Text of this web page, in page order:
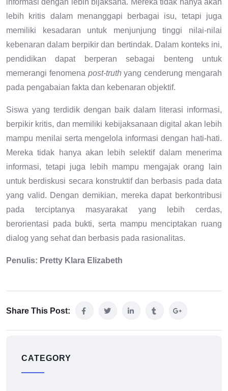
informasi dengan lebih bijaksana. Mereka tidak hanya akan
lebih kritis dalam menanggapi berbagai isu, tetapi juga
memiliki kesadaran untuk menjunjung tinggi nilai-nilai
kebenaran dalam berpikir dan bertindak. Dalam konteks ini,
pendidikan dapat berperan sebagai benteng untuk
memerangi fenomena post-truth yang cenderung mengarah
pada pengabaian fakta dan kebenaran objektif.
Siswa yang terdidik dengan baik dalam literasi informasi,
berpikir kritis, dan memiliki kebijaksanaan digital akan lebih
mampu menilai serta mengelola informasi dengan hati-hati.
Mereka tidak hanya akan lebih selektif dalam menerima
informasi, tetapi juga lebih mampu mengajak orang lain
untuk berdiskusi secara konstruktif dan berbasis pada data
yang valid. Dengan demikian, mereka dapat berkontribusi
pada terciptanya masyarakat yang lebih cerdas,
berorientasi pada bukti, serta mampu menciptakan ruang
dialog yang sehat dan berbasis pada rasionalitas.
Penulis: Pretty Klara Elizabeth
Share This Post:
CATEGORY